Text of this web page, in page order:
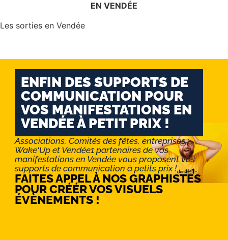
EN VENDÉE
Les sorties en Vendée
ENFIN DES SUPPORTS DE
COMMUNICATION POUR
VOS MANIFESTATIONS EN
VENDÉE À PETIT PRIX !
Associations, Comités des fêtes, entreprises :
Wake'Up et Vendée1 partenaires de vos
manifestations en Vendée vous proposent vos
supports de communication à petits prix !
FAITES APPEL À NOS GRAPHISTES
POUR CRÉÉR VOS VISUELS
ÉVÈNEMENTS !